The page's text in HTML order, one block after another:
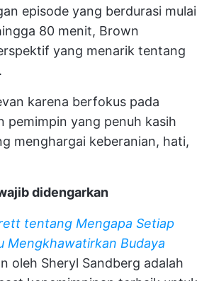
episode yang berdurasi mulai
80 menit, Brown
yang menarik tentang
karena berfokus pada
pemimpin yang penuh kasih
menghargai keberanian, hati,
didengarkan
tentang Mengapa Setiap
Mengkhawatirkan Budaya
oleh Sheryl Sandberg adalah